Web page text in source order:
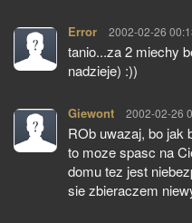
Error pisze:
2002-02-26
tanio...za 2 miechy
nadzieje) :))
Giewont pisze:
2002-02-26
ROb uwazaj, bo jak
to moze spasc na
domu tez jest
sie zbieraczem